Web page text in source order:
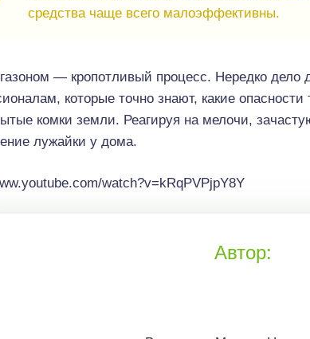
средства чаще всего малоэффективны.
— кропотливый процесс. Нередко дело
которые точно знают, какие
комки земли. Реагируя на мелочи,
лужайки у дома.
watch?v=kRqPVPjpY8Y
Автор: